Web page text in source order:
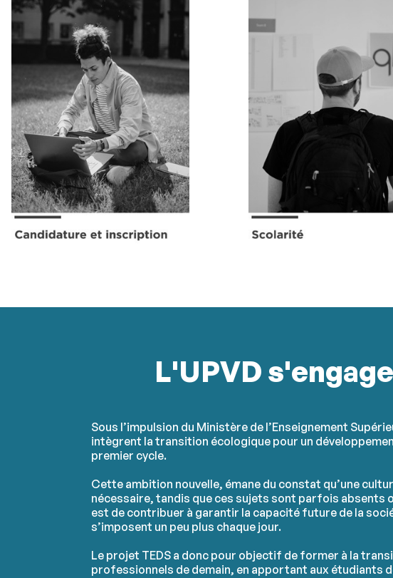
L'UPVD
Sous l’impulsion du Ministère de l’Enseignement
intègrent la transition écologique pour un
premier cycle.
Cette ambition nouvelle, émane du constat qu’une
nécessaire, tandis que ces sujets sont parfois absents
est de contribuer à garantir la capacité future de la
s’imposent un peu plus chaque jour.
Le projet TEDS a donc pour objectif de former à la
professionnels de demain, en apportant aux étudiants